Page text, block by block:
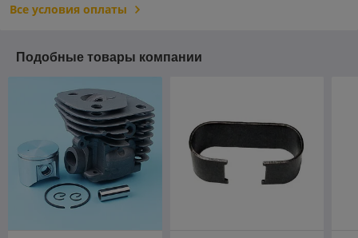
Все условия оплаты
Подобные товары компании